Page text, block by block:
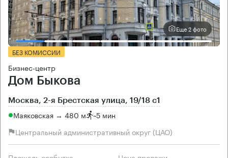
Еще 2 фото
БЕЗ КОМИССИИ
Бизнес-центр
Дом Быкова
Москва, 2-я Брестская улица, 19/18 с1
Маяковская → 480 м ~5 мин
Центральный административный округ (ЦАО)